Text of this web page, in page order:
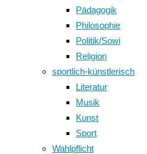
Pädagogik
Philosophie
Politik/Sowi
Religion
sportlich-künstlerisch
Literatur
Musik
Kunst
Sport
Wahlpflicht